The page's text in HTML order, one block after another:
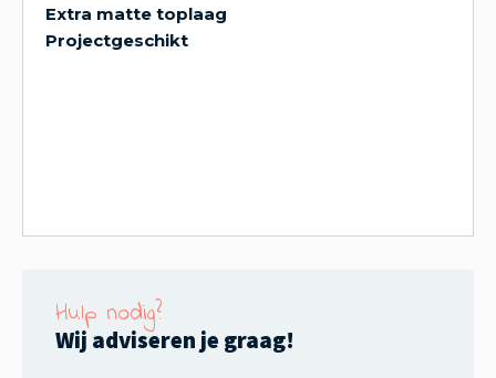
Extra matte toplaag
Projectgeschikt
Hulp nodig?
Wij adviseren je graag!